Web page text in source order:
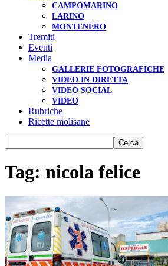
CAMPOMARINO
LARINO
MONTENERO
Tremiti
Eventi
Media
GALLERIE FOTOGRAFICHE
VIDEO IN DIRETTA
VIDEO SOCIAL
VIDEO
Rubriche
Ricette molisane
Tag: nicola felice